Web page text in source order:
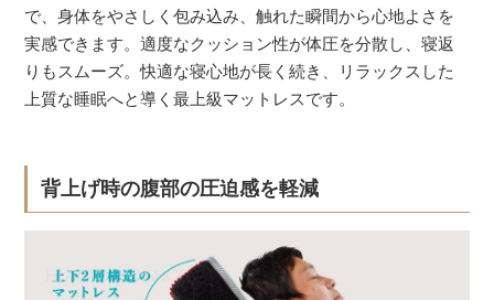
で、身体をやさしく包み込み、触れた瞬間から心地よさを
実感できます。適度なクッション性が体圧を分散し、寝返
りもスムーズ。快適な寝心地が長く続き、リラックスした
上質な睡眠へと導く最上級マットレスです。
背上げ時の腹部の圧迫感を軽減